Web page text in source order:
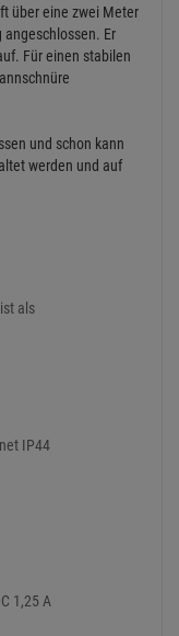
über eine zwei Meter
angeschlossen. Er
Für einen stabilen
und schon kann
werden und auf
als
IP44
1,25 A